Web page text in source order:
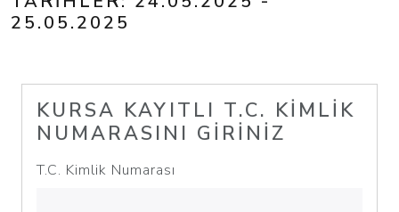
25.05.2025
KURSA KAYITLI T.C. KIMLIK
NUMARASINI GIRINIZ
T.C. Kimlik Numarası